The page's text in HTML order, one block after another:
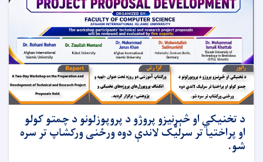
د تخنیکي او څېړنیزو پروژو د پروپوزلونو د چمتو کولو
او پراختیا تر سرلیک لاندې دوه ورځنی ورکشاپ تر سره
شو.